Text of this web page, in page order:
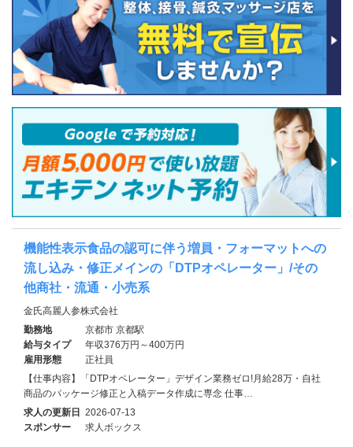
機能性表示食品の認可に伴う増員・フォーマットへの
流し込み・修正メインの「DTPオペレーター」/その
他商社・流通・小売系
金氏高麗人参株式会社
勤務地
京都市 京都駅
給与タイプ
年収376万円～400万円
雇用形態
正社員
【仕事内容】「DTPオペレーター」デザイン業務ゼロ!月給28万・自社
商品のパッケージ修正と入稿データ作成に専念 仕事…
求人の更新日 2026-07-13
スポンサー
求人ボックス